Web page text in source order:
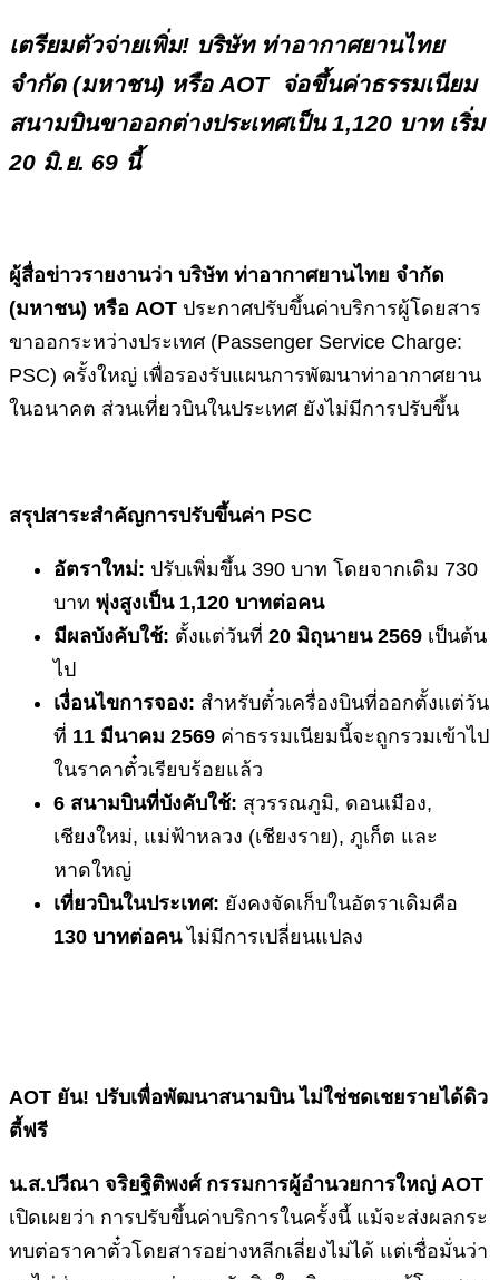
เตรียมตัวจ่ายเพิ่ม! บริษัท ท่าอากาศยานไทย
จำกัด (มหาชน) หรือ AOT จ่อขึ้นค่าธรรมเนียม
สนามบินขาออกต่างประเทศเป็น 1,120 บาท เริ่ม
20 มิ.ย. 69 นี้
ผู้สื่อข่าวรายงานว่า บริษัท ท่าอากาศยานไทย จำกัด
(มหาชน) หรือ AOT ประกาศปรับขึ้นค่าบริการผู้โดยสาร
ขาออกระหว่างประเทศ (Passenger Service Charge:
PSC) ครั้งใหญ่ เพื่อรองรับแผนการพัฒนาท่าอากาศยาน
ในอนาคต ส่วนเที่ยวบินในประเทศ ยังไม่มีการปรับขึ้น
สรุปสาระสำคัญการปรับขึ้นค่า PSC
อัตราใหม่: ปรับเพิ่มขึ้น 390 บาท โดยจากเดิม 730
บาท พุ่งสูงเป็น 1,120 บาทต่อคน
มีผลบังคับใช้: ตั้งแต่วันที่ 20 มิถุนายน 2569 เป็นต้น
ไป
เงื่อนไขการจอง: สำหรับตั๋วเครื่องบินที่ออกตั้งแต่วัน
ที่ 11 มีนาคม 2569 ค่าธรรมเนียมนี้จะถูกรวมเข้าไป
ในราคาตั๋วเรียบร้อยแล้ว
6 สนามบินที่บังคับใช้: สุวรรณภูมิ, ดอนเมือง,
เชียงใหม่, แม่ฟ้าหลวง (เชียงราย), ภูเก็ต และ
หาดใหญ่
เที่ยวบินในประเทศ: ยังคงจัดเก็บในอัตราเดิมคือ
130 บาทต่อคนไม่มีการเปลี่ยนแปลง
AOT ยัน! ปรับเพื่อพัฒนาสนามบิน ไม่ใช่ชดเชยรายได้ดิว
ตี้ฟรี
น.ส.ปวีณา จริยฐิติพงศ์ กรรมการผู้อำนวยการใหญ่ AOT
เปิดเผยว่า การปรับขึ้นค่าบริการในครั้งนี้ แม้จะส่งผลกระ
ทบต่อราคาตั๋วโดยสารอย่างหลีกเลี่ยงไม่ได้ แต่เชื่อมั่นว่า